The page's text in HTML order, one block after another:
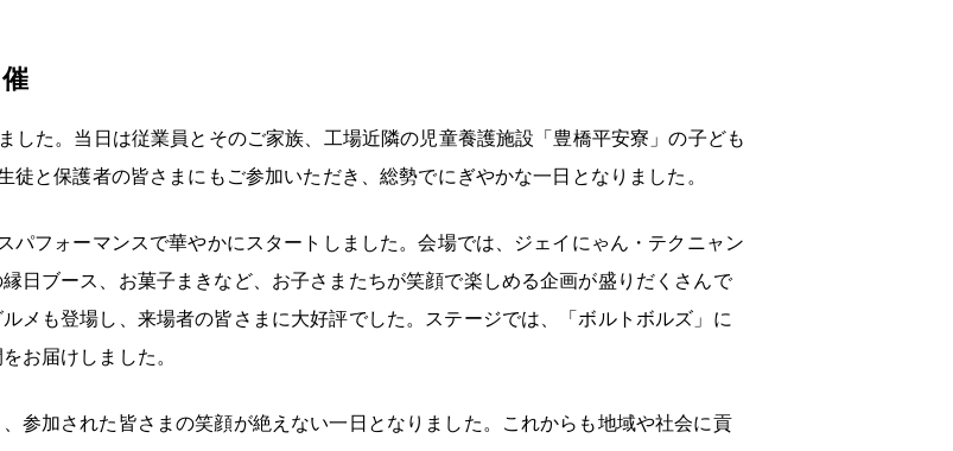
した。当日は従業員とそのご家族、工場近隣の児童養護施設「豊橋平安寮」の子ども
と保護者の皆さまにもご参加いただき、総勢でにぎやかな一日となりました。
パフォーマンスで華やかにスタートしました。会場では、ジェイにゃん・テクニャン
日ブース、お菓子まきなど、お子さまたちが笑顔で楽しめる企画が盛りだくさんで
メも登場し、来場者の皆さまに大好評でした。ステージでは、「ボルトボルズ」に
お届けしました。
参加された皆さまの笑顔が絶えない一日となりました。これからも地域や社会に貢